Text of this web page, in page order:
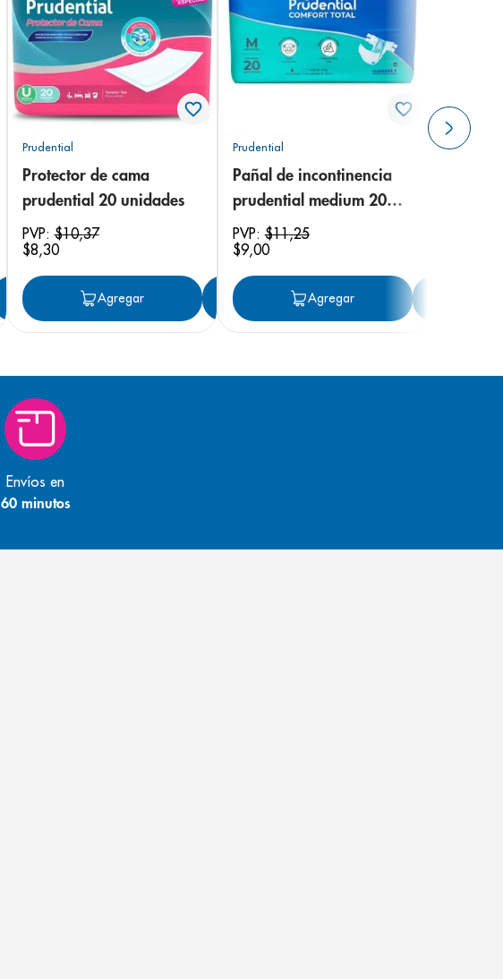
Agregar
Prudential
Protector de cama
prudential 20 unidades
PVP:$10,37
$8,30
Agregar Agregar
Prudential
Pañal de incontinencia
prudential medium 20
unidades
PVP:$11,25
$9,00
Agregar
Envíos en
60 minutos